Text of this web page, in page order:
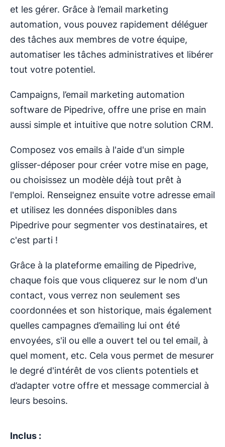
et les gérer. Grâce à l’email marketing
automation, vous pouvez rapidement déléguer
des tâches aux membres de votre équipe,
automatiser les tâches administratives et libérer
tout votre potentiel.
Campaigns, l’email marketing automation
software de Pipedrive, offre une prise en main
aussi simple et intuitive que notre solution CRM.
Composez vos emails à l'aide d'un simple
glisser-déposer pour créer votre mise en page,
ou choisissez un modèle déjà tout prêt à
l'emploi. Renseignez ensuite votre adresse email
et utilisez les données disponibles dans
Pipedrive pour segmenter vos destinataires, et
c'est parti !
Grâce à la plateforme emailing de Pipedrive,
chaque fois que vous cliquerez sur le nom d'un
contact, vous verrez non seulement ses
coordonnées et son historique, mais également
quelles campagnes d’emailing lui ont été
envoyées, s'il ou elle a ouvert tel ou tel email, à
quel moment, etc. Cela vous permet de mesurer
le degré d'intérêt de vos clients potentiels et
d’adapter votre offre et message commercial à
leurs besoins.
Inclus :